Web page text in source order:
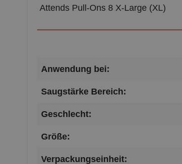
Attends Pull-Ons 8 X-Large (XL)
Anwendung bei:
Saugstärke Bereich:
Geschlecht:
Größe:
Verpackungseinheit: